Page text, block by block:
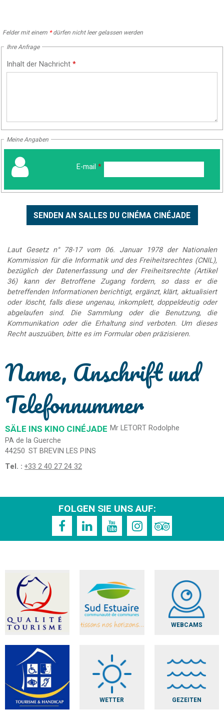
Felder mit einem *dürfen nicht leer gelassen werden
Ihre Anfrage
Inhalt der Nachricht*
Meine Angaben
E-mail *
Laut Gesetz n° 78-17 vom 06. Januar 1978 der Nationalen
Kommission für die Informatik und des Freiheitsrechtes (CNIL),
bezüglich der Datenerfassung und der Freiheitsrechte (Artikel
36) kann der Betroffene Zugang fordern, so dass er die
betreffenden Informationen berichtigt, ergänzt, klärt, aktualisiert
oder löscht, falls diese ungenau, inkomplett, doppeldeutig oder
abgelaufen sind. Die Sammlung oder die Benutzung, die
Kommunikation oder die Erhaltung sind verboten. Um dieses
Recht auszuüben, bitte es im Formular oben präzisieren.
Name, Anschrift und
Telefonnummer
SÄLE INS KINO CINÉJADE Mr LETORT Rodolphe
PA de la Guerche
44250 ST BREVIN LES PINS
Tel. : +33 2 40 27 24 32
FOLGEN SIE UNS AUF:
WEBCAMS
WETTER GEZEITEN